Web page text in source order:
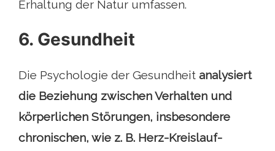
Erhaltung der Natur umfassen.
6. Gesundheit
Die Psychologie der Gesundheit analysiert
die Beziehung zwischen Verhalten und
körperlichen Störungen, insbesondere
chronischen, wie z. B. Herz-Kreislauf-